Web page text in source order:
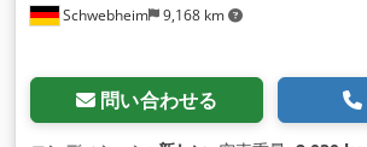
Schwebheim 9,168 km
問い合わせる